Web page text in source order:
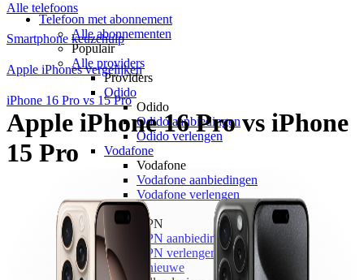
Telefoon met abonnement
Alle abonnementen
Populair
Alle providers
Providers
Odido
Odido
Odido aanbiedingen
Odido verlengen
Vodafone
Vodafone
Vodafone aanbiedingen
Vodafone verlengen
KPN
KPN
KPN aanbiedingen
KPN verlengen
hollandsnieuwe
Alle telefoons
Smartphone keuzehulp
Apple iPhones vergelijken
iPhone 16 Pro vs 15 Pro
Apple iPhone 16 Pro vs iPhone
15 Pro